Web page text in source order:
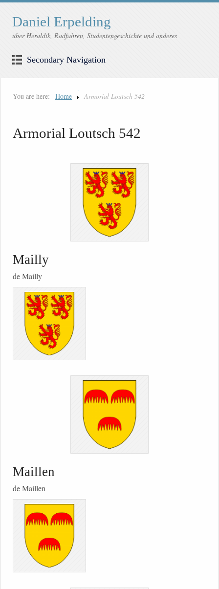
Daniel Erpelding
über Heraldik, Radfahren, Studentengeschichte und anderes
Secondary Navigation
You are here: Home Armorial Loutsch 542
Armorial Loutsch 542
Mailly
de Mailly
Maillen
de Maillen